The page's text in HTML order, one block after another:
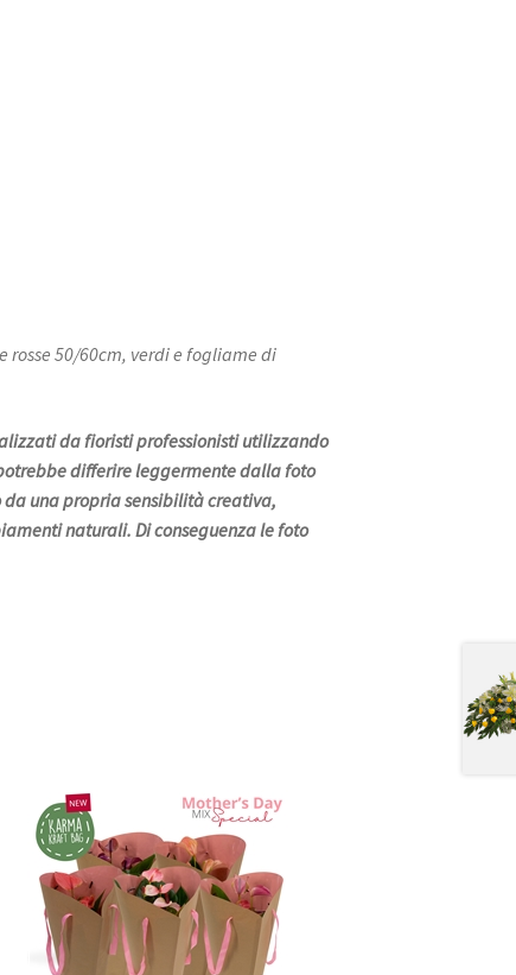
rosse 50/60cm, verdi e fogliame di
da fioristi professionisti utilizzando
differire leggermente dalla foto
una propria sensibilità creativa,
naturali. Di conseguenza le foto